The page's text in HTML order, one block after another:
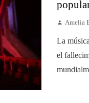
Amelia
La
el